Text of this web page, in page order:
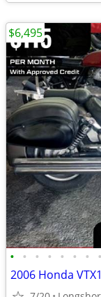
• • • • • • • •
2006 Honda
$6,495